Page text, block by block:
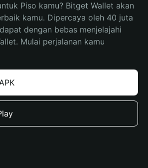
Piso kamu? Bitget Wallet akan
kamu. Dipercaya oleh 40 juta
dengan bebas menjelajahi
Mulai perjalanan kamu